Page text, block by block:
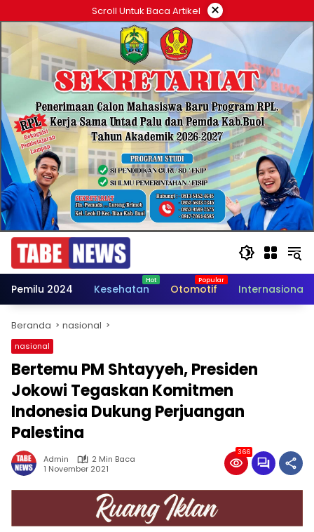
ke
konten
Scroll Untuk Baca Artikel ×
Pemilu 2024 Kesehatan Otomotif Internasional
Beranda nasional
nasional
Bertemu PM Shtayyeh, Presiden
Jokowi Tegaskan Komitmen
Indonesia Dukung Perjuangan
Palestina
Admin
2 Min Baca
1 November 2021
366